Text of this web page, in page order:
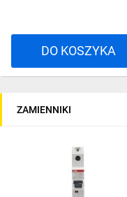
DO KOSZYKA
ZAMIENNIKI